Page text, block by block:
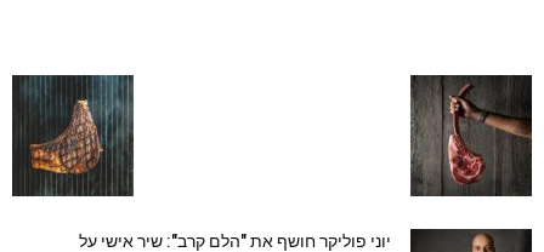
יוני פוליקר חושף את "הלם קרב": שיר אישי על